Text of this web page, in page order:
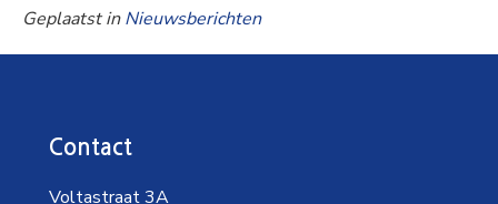
Geplaatst inNieuwsberichten
Contact
Voltastraat 3A